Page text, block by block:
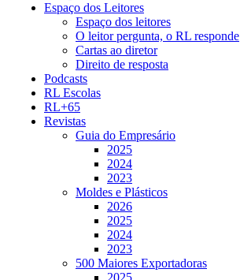
Espaço dos Leitores
Espaço dos leitores
O leitor pergunta, o RL responde
Cartas ao diretor
Direito de resposta
Podcasts
RL Escolas
RL+65
Revistas
Guia do Empresário
2025
2024
2023
Moldes e Plásticos
2026
2025
2024
2023
500 Maiores Exportadoras
2025